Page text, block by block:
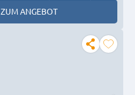
ZUM ANGEBOT